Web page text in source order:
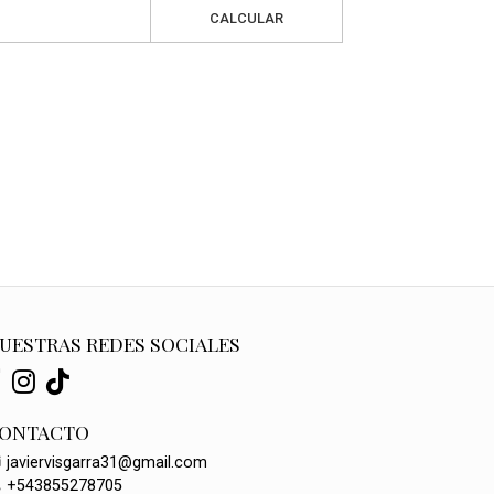
CALCULAR
REDES SOCIALES
javiervisgarra31@gmail.com
+543855278705